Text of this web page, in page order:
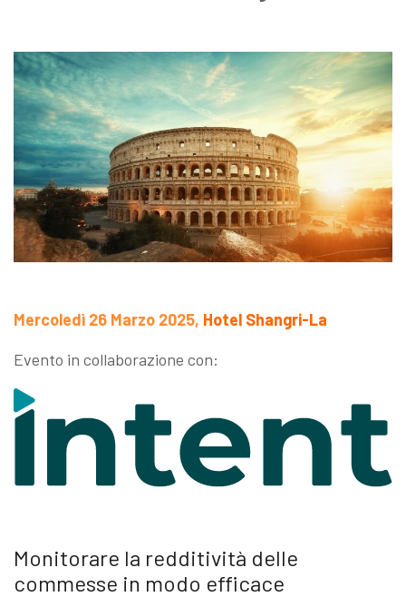
Mercoledì 26 Marzo 2025, Hotel Shangri-La
Evento in collaborazione con:
Monitorare la redditività delle
commesse in modo efficace